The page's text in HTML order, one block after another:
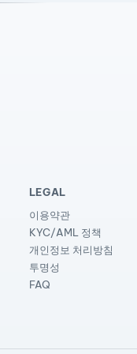
LEGAL
이용약관
KYC/AML 정책
개인정보 처리방침
투명성
FAQ